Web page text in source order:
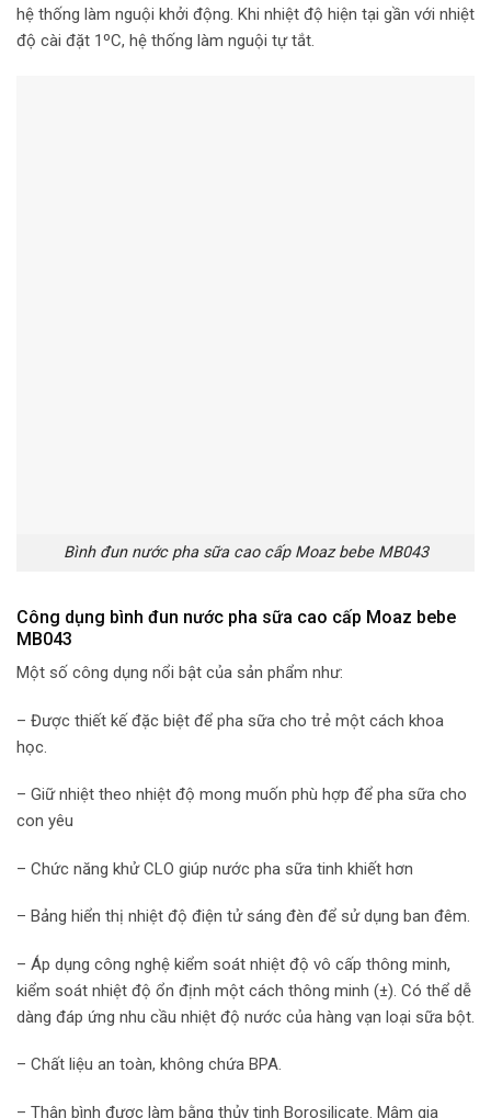
hệ thống làm nguội khởi động. Khi nhiệt độ hiện tại gần với nhiệt
độ cài đặt 1ºC, hệ thống làm nguội tự tắt.
Bình đun nước pha sữa cao cấp Moaz bebe MB043
Công dụng bình đun nước pha sữa cao cấp Moaz bebe
MB043
Một số công dụng nổi bật của sản phẩm như:
– Được thiết kế đặc biệt để pha sữa cho trẻ một cách khoa
học.
– Giữ nhiệt theo nhiệt độ mong muốn phù hợp để pha sữa cho
con yêu
– Chức năng khử CLO giúp nước pha sữa tinh khiết hơn
– Bảng hiển thị nhiệt độ điện tử sáng đèn để sử dụng ban đêm.
– Áp dụng công nghệ kiểm soát nhiệt độ vô cấp thông minh,
kiểm soát nhiệt độ ổn định một cách thông minh (±). Có thể dễ
dàng đáp ứng nhu cầu nhiệt độ nước của hàng vạn loại sữa bột.
– Chất liệu an toàn, không chứa BPA.
– Thân bình được làm bằng thủy tinh Borosilicate. Mâm gia